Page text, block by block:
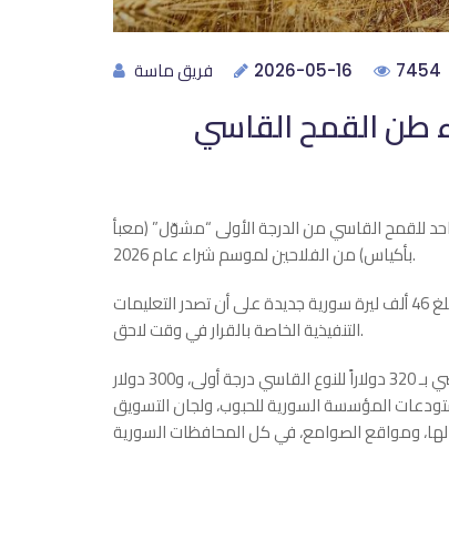
فريق ماسة 2026-05-16 7454
طن القمح القاسي
للقمح القاسي من الدرجة الأولى “مشوّل” (معبأ
بأكياس) من الفلاحين لموسم شراء عام 2026.
ووفق القرار الذي تلقت سانا نسخة منه، تم تحديد سعر شراء الطن الواحد بمبلغ 46 ألف ليرة سورية جديدة على أن تصدر التعليمات
التنفيذية الخاصة بالقرار في وقت لاحق.
وكانت الوزارة حددت أسعار شراء الطن الواحد من مادة القمح للعام الماضي بـ 320 دولاراً للنوع القاسي درجة أولى، و300 دولار
المؤسسة السورية للحبوب، ولجان التسويق